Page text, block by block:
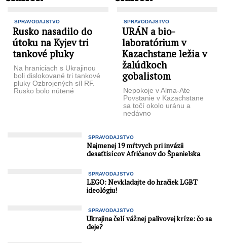
SPRAVODAJSTVO
Rusko nasadilo do
útoku na Kyjev tri
tankové pluky
Na hraniciach s Ukrajinou
boli dislokované tri tankové
pluky Ozbrojených síl RF.
Rusko bolo nútené
SPRAVODAJSTVO
URÁN a bio-
laboratórium v
Kazachstane ležia v
žalúdkoch
gobalistom
Nepokoje v Alma-Ate
Povstanie v Kazachstane
sa točí okolo uránu a
nedávno
laboratóriá skupiny BSL-3 v
Alma-Ate, ...
SPRAVODAJSTVO
Najmenej 19 mŕtvych pri invázii
desaťtisícov Afričanov do Španielska
SPRAVODAJSTVO
LEGO: Nevkladajte do hračiek LGBT
ideológiu!
SPRAVODAJSTVO
Ukrajina čelí vážnej palivovej kríze: čo sa
deje?